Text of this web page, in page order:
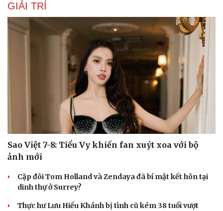
GIẢI TRÍ
Sao Việt 7-8: Tiểu Vy khiến fan xuýt xoa với bộ
ảnh mới
Cặp đôi Tom Holland và Zendaya đã bí mật kết hôn tại
dinh thự ở Surrey?
Thực hư Lưu Hiểu Khánh bị tình cũ kém 38 tuổi vượt